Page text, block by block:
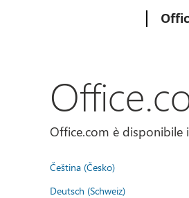
Office.com è disponibile
Čeština (Česko)
Deutsch (Schweiz)